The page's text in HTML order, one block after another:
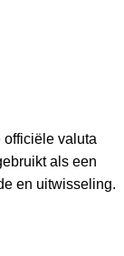
officiële valuta
als een
en uitwisseling.